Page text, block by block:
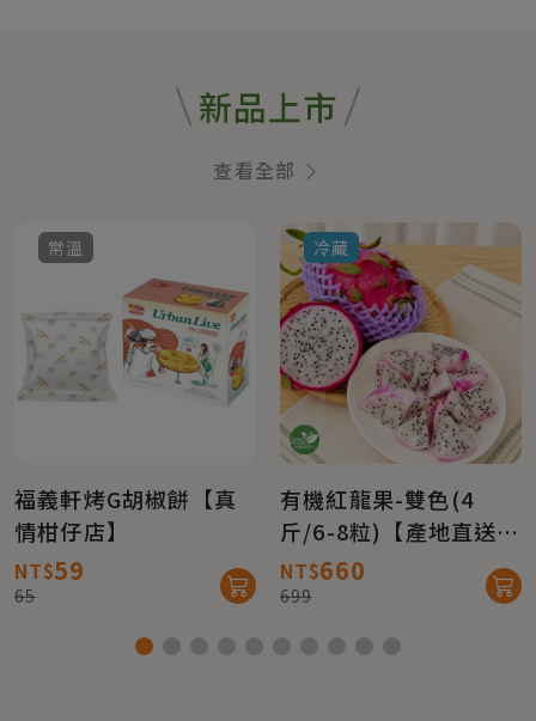
新品上市
查看全部
常溫
福義軒烤G胡椒餅【真
情柑仔店】
NT$59
65
冷藏
有機紅龍果-雙色(4
斤/6-8粒)【產地直送免
運】
NT$660
699